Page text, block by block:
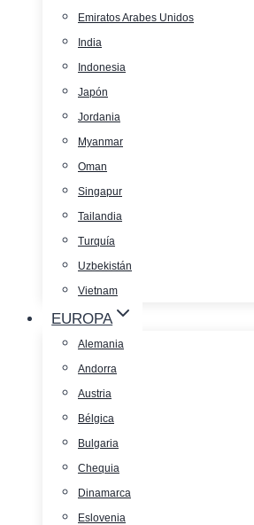
Emiratos Arabes Unidos
India
Indonesia
Japón
Jordania
Myanmar
Oman
Singapur
Tailandia
Turquía
Uzbekistán
Vietnam
EUROPA
Alemania
Andorra
Austria
Bélgica
Bulgaria
Chequia
Dinamarca
Eslovenia